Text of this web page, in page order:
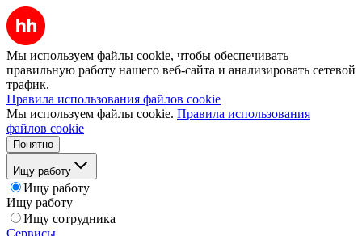
Мы используем файлы cookie, чтобы обеспечивать
правильную работу нашего веб-сайта и анализировать сетевой
трафик.
Правила использования файлов cookie
Мы используем файлы cookie. Правила использования
файлов cookie
Понятно
Ищу работу
Ищу работу
Ищу работу
Ищу сотрудника
Сервисы